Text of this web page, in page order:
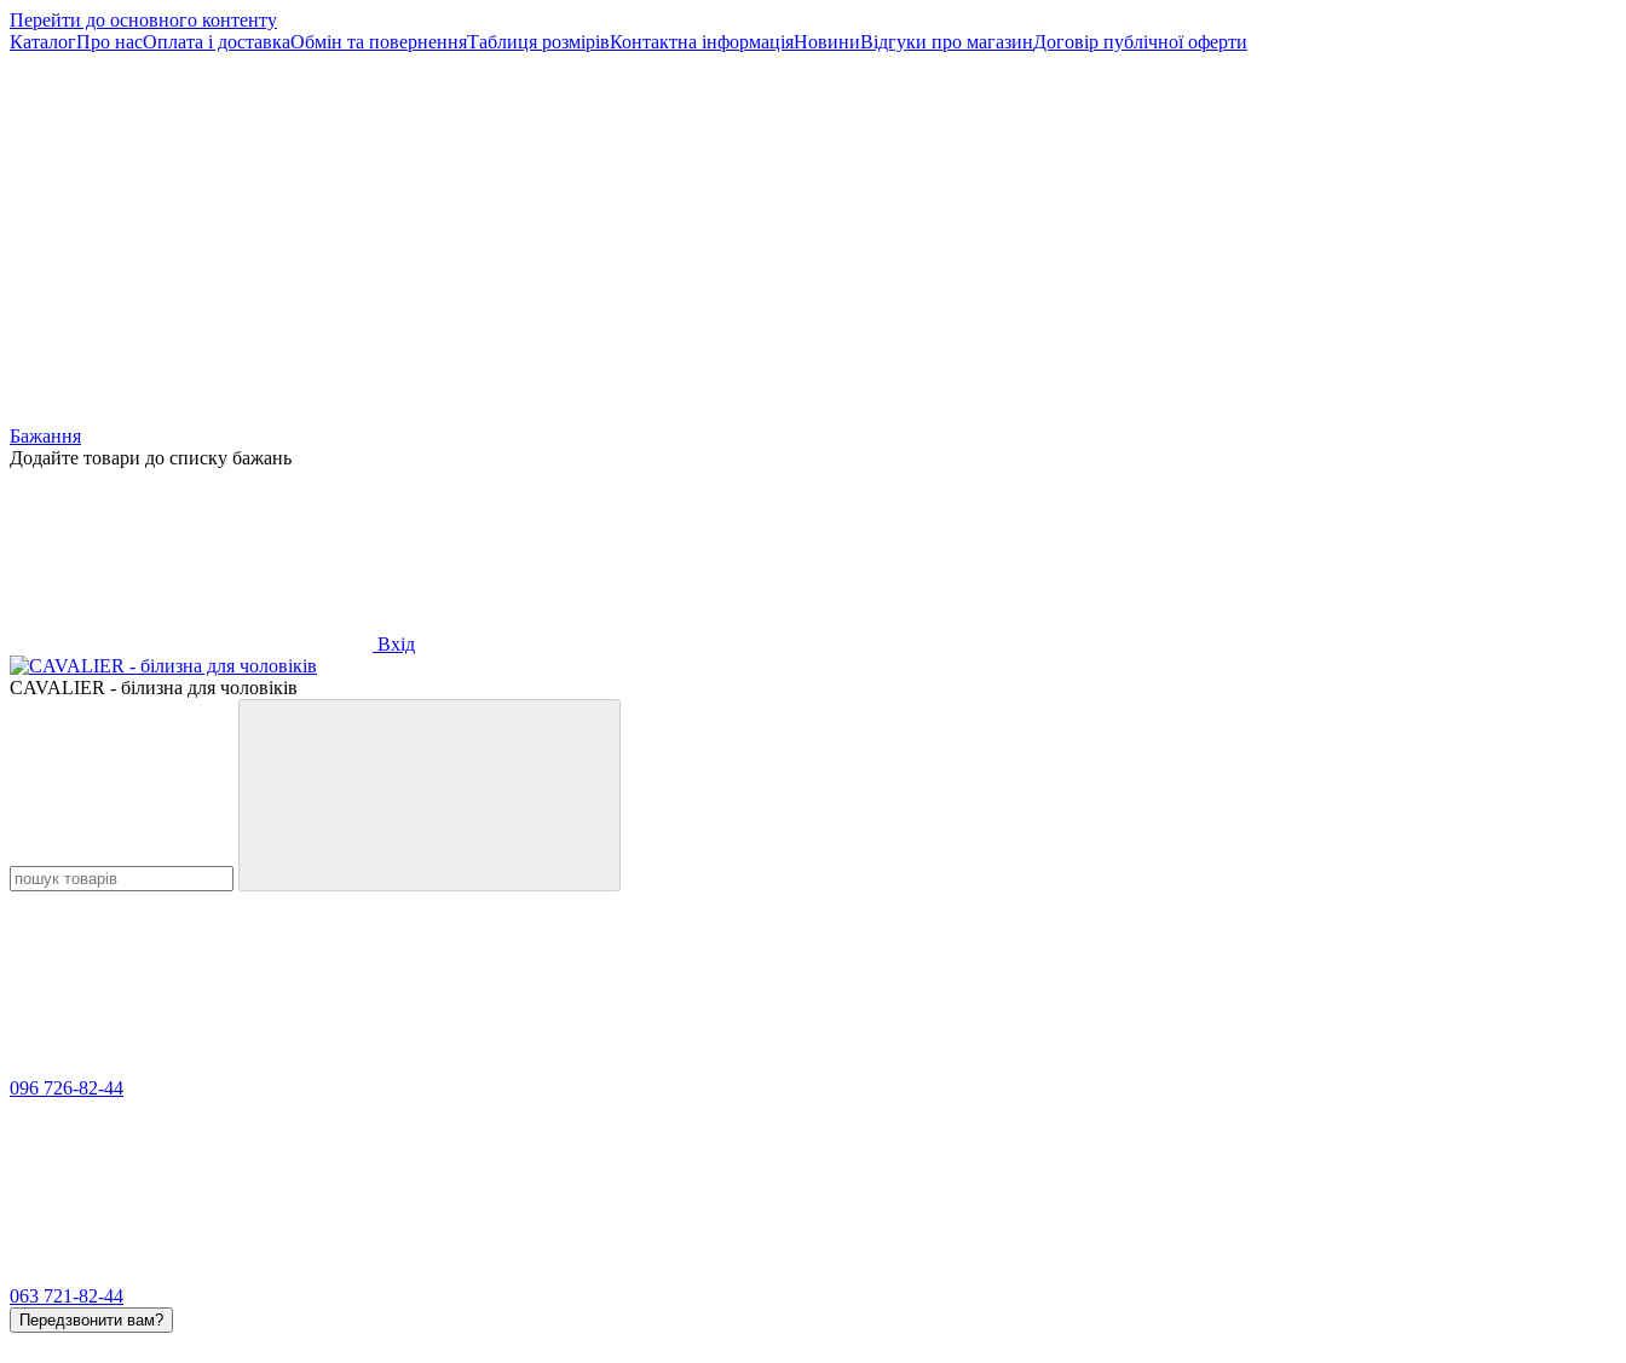
Перейти до основного контенту
КаталогПро насОплата і доставкаОбмін та поверненняТаблиця розмірівКонтактна інформаціяНовиниВідгуки про магазинДоговір публічної оферти
Бажання
Додайте товари до списку бажань
Вхід
СAVALIER - білизна для чоловіків
096 726-82-44
063 721-82-44
Передзвонити вам?